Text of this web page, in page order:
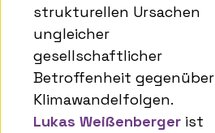
strukturellen Ursachen
ungleicher
gesellschaftlicher
Betroffenheit gegenüber
Klimawandelfolgen.
Lukas Weißenberger ist